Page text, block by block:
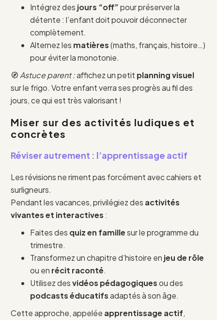
Intégrez des jours “off”pour préserver la
détente : l’enfant doit pouvoir déconnecter
complètement.
Alternez les matières(maths, français, histoire…)
pour éviter la monotonie.
🧭 Astuce parent :affichez un petit planning visuel
sur le frigo. Votre enfant verra ses progrès au fil des
jours, ce qui est très valorisant !
Miser sur des activités ludiques et
concrètes
Réviser autrement : l’apprentissage actif
Les révisions ne riment pas forcément avec cahiers et
surligneurs.
Pendant les vacances, privilégiez des activités
vivantes et interactives :
Faites des quiz en famillesur le programme du
trimestre.
Transformez un chapitre d’histoire en jeu de rôle
ou en récit raconté.
Utilisez desvidéos pédagogiquesou des
podcasts éducatifsadaptés à son âge.
Cette approche, appelée apprentissage actif,